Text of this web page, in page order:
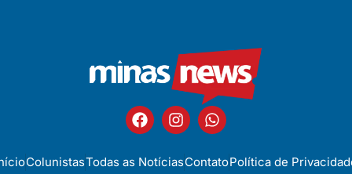
ColunistasTodas as NotíciasContatoPolítica de